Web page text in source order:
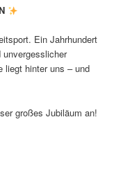
Ein Jahrhundert
liegt hinter uns – und
großes Jubiläum an!